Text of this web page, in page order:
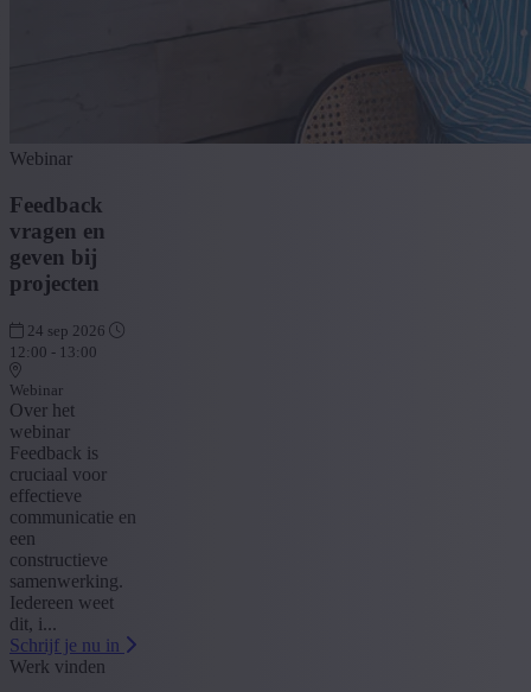
Webinar
Feedback
vragen en
geven bij
projecten
24 sep 2026
12:00 - 13:00
Webinar
Over het
webinar
Feedback is
cruciaal voor
effectieve
communicatie en
een
constructieve
samenwerking.
Iedereen weet
dit, i...
Schrijf je nu in
Werk vinden